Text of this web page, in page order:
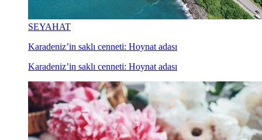
SEYAHAT
Karadeniz’in saklı cenneti: Hoynat adası
Karadeniz’in saklı cenneti: Hoynat adası